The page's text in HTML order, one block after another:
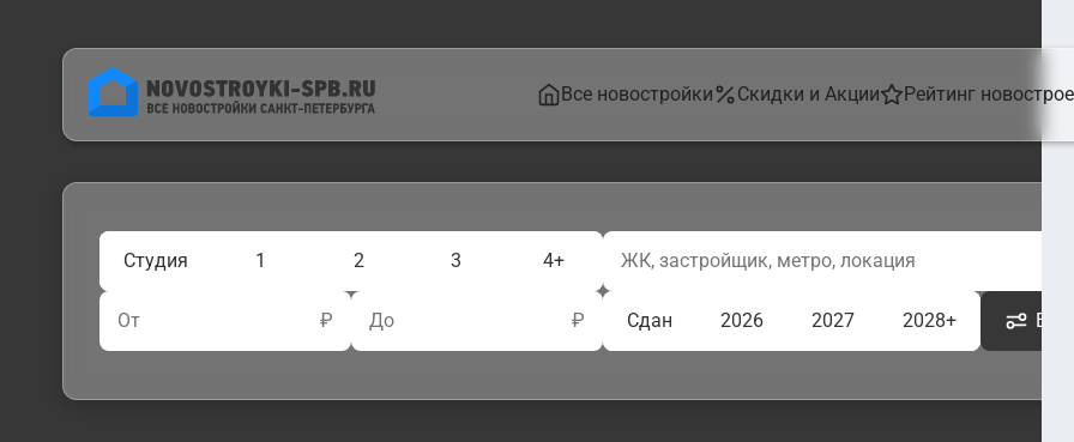
Все новостройки Скидки и Акции Рейтинг
Студия 1 2 3 4+
От ₽ До ₽ Сдан 2026 2027 2028+ Ещё